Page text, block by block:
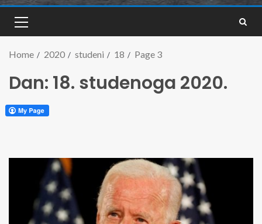
Home 2020 studeni 18 Page 3
Dan: 18. studenoga 2020.